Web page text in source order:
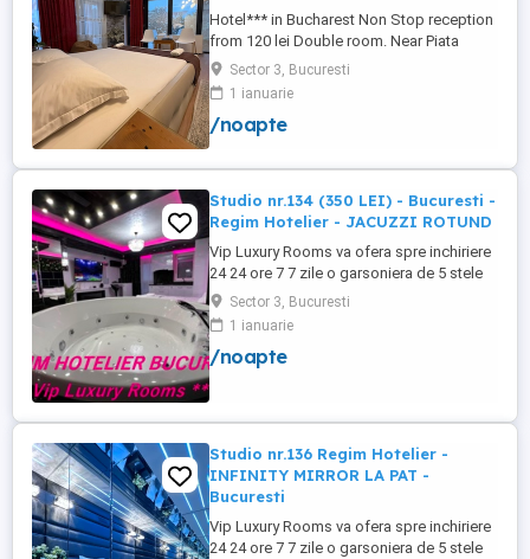
Hotel*** in Bucharest Non Stop reception
from 120 lei Double room. Near Piata
Victoriei, Arena Nationala , Piata Unirii .
Tyga concert near. regim hotelier.
apartament.
Sector 3, Bucuresti
1 ianuarie
/noapte
Studio nr.134 (350 LEI) - Bucuresti -
Regim Hotelier - JACUZZI ROTUND
Vip Luxury Rooms va ofera spre inchiriere
24 24 ore 7 7 zile o garsoniera de 5 stele
Luxoase cu un desing unic si deosebit in
Sector 3 Bucuresti . Garsoniera se alfa in
Complex Rezidential Nou . Acces Bariera
Monitorizare Video in Complex ( de la
Sector 3, Bucuresti
1 ianuarie
/noapte
Studio nr.136 Regim Hotelier -
INFINITY MIRROR LA PAT -
Bucuresti
Vip Luxury Rooms va ofera spre inchiriere
24 24 ore 7 7 zile o garsoniera de 5 stele